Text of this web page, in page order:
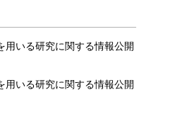
用いる研究に関する情報公開
用いる研究に関する情報公開